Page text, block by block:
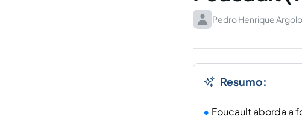
Pedro Henrique
Resumo:
Foucault aborda a